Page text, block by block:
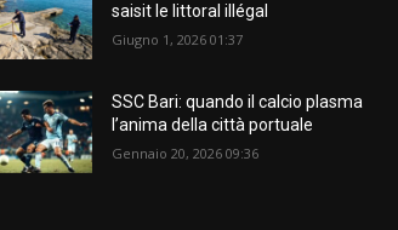
saisit le littoral illégal
Giugno 1, 2026 01:37
SSC Bari: quando il calcio plasma
l’anima della città portuale
Gennaio 20, 2026 09:36